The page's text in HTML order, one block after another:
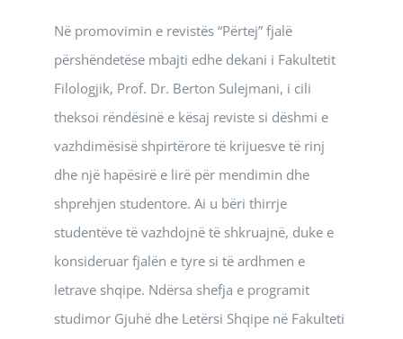
Në promovimin e revistës “Përtej” fjalë
përshëndetëse mbajti edhe dekani i Fakultetit
Filologjik, Prof. Dr. Berton Sulejmani, i cili
theksoi rëndësinë e kësaj reviste si dëshmi e
vazhdimësisë shpirtërore të krijuesve të rinj
dhe një hapësirë e lirë për mendimin dhe
shprehjen studentore. Ai u bëri thirrje
studentëve të vazhdojnë të shkruajnë, duke e
konsideruar fjalën e tyre si të ardhmen e
letrave shqipe. Ndërsa shefja e programit
studimor Gjuhë dhe Letërsi Shqipe në Fakulteti